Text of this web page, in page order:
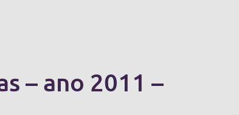
– ano 2011 –